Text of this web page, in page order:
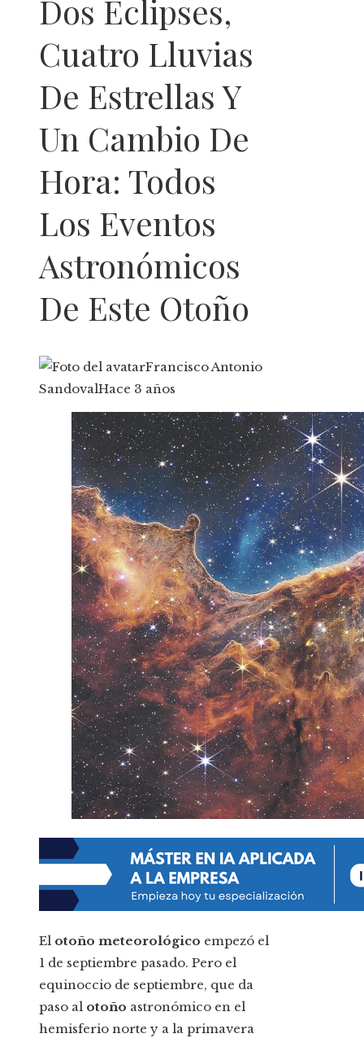
Dos Eclipses,
Cuatro Lluvias
De Estrellas Y
Un Cambio De
Hora: Todos
Los Eventos
Astronómicos
De Este Otoño
Francisco Antonio
SandovalHace 3 años
El otoño meteorológico empezó el
1 de septiembre pasado. Pero el
equinoccio de septiembre, que da
paso al otoño astronómico en el
hemisferio norte y a la primavera